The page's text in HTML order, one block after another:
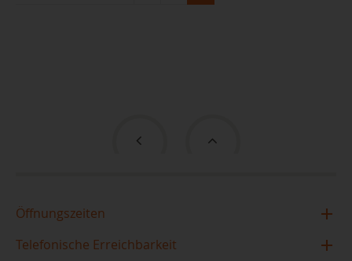
Öffnungszeiten
Zentralbibliothek im TIETZ
Telefonische Erreichbarkeit